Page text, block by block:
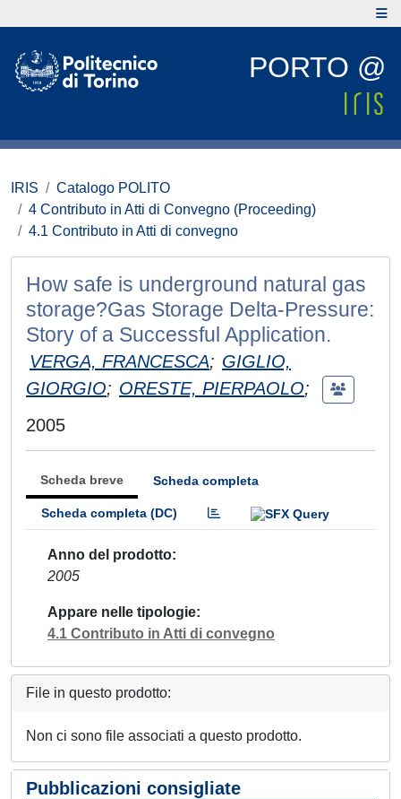
PORTO @
IRIS
Catalogo POLITO
4 Contributo in Atti di Convegno (Proceeding)
4.1 Contributo in Atti di convegno
How safe is underground natural gas
storage?Gas Storage Delta-Pressure:
Story of a Successful Application.
VERGA, FRANCESCA; GIGLIO,
GIORGIO; ORESTE, PIERPAOLO;
2005
Scheda breve Scheda completa
Scheda completa (DC)
Anno del prodotto
2005
Appare nelle tipologie
4.1 Contributo in Atti di convegno
File in questo prodotto:
Non ci sono file associati a questo prodotto.
Pubblicazioni consigliate